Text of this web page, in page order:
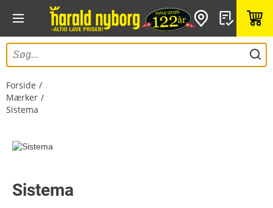
Forside
Mærker
Sistema
Sistema